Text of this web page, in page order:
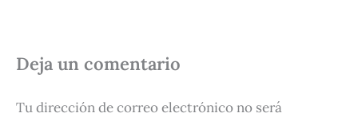
Deja un comentario
Tu dirección de correo electrónico no será